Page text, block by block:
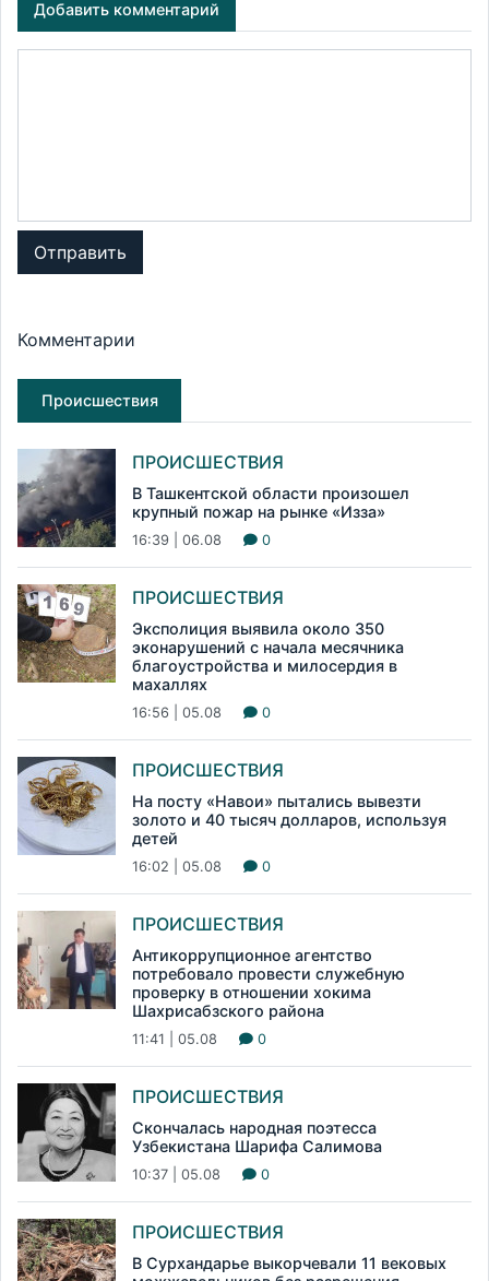
Добавить комментарий
Отправить
Комментарии
Происшествия
ПРОИСШЕСТВИЯ
В Ташкентской области произошел
крупный пожар на рынке «Изза»
16:39 | 06.08 0
ПРОИСШЕСТВИЯ
Эксполиция выявила около 350
эконарушений с начала месячника
благоустройства и милосердия в
махаллях
16:56 | 05.08 0
ПРОИСШЕСТВИЯ
На посту «Навои» пытались вывезти
золото и 40 тысяч долларов, используя
детей
16:02 | 05.08 0
ПРОИСШЕСТВИЯ
Антикоррупционное агентство
потребовало провести служебную
проверку в отношении хокима
Шахрисабзского района
11:41 | 05.08 0
ПРОИСШЕСТВИЯ
Скончалась народная поэтесса
Узбекистана Шарифа Салимова
10:37 | 05.08 0
ПРОИСШЕСТВИЯ
В Сурхандарье выкорчевали 11 вековых